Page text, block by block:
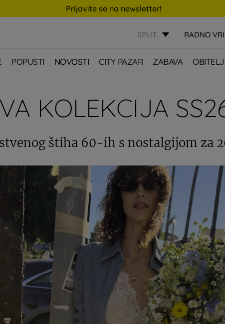
Prijavite se na newsletter!
SPLIT RADNO
POPUSTI NOVOSTI CITY PAZAR ZABAVA
KOLEKCIJA
štiha 60-ih s nostalgijom za